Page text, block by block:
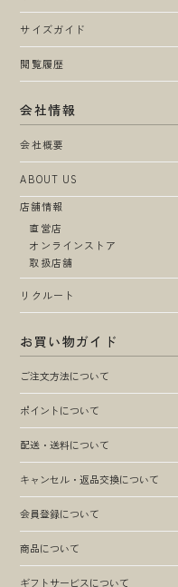
サイズガイド
閲覧履歴
会社情報
会社概要
ABOUT US
店舗情報
直営店
オンラインストア
取扱店舗
リクルート
お買い物ガイド
ご注文方法について
ポイントについて
配送・送料について
キャンセル・返品交換について
会員登録について
商品について
ギフトサービスについて